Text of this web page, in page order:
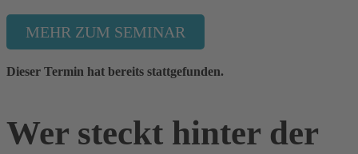
MEHR ZUM SEMINAR
Dieser Termin hat bereits stattgefunden.
Wer steckt hinter der